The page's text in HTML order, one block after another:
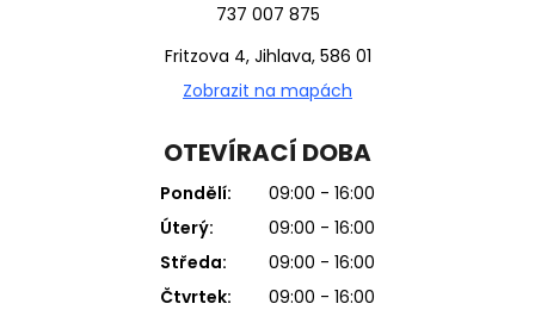
737 007 875
Fritzova 4, Jihlava, 586 01
Zobrazit na mapách
OTEVÍRACÍ DOBA
Pondělí:
09:00 - 16:00
Úterý:
09:00 - 16:00
Středa:
09:00 - 16:00
Čtvrtek:
09:00 - 16:00